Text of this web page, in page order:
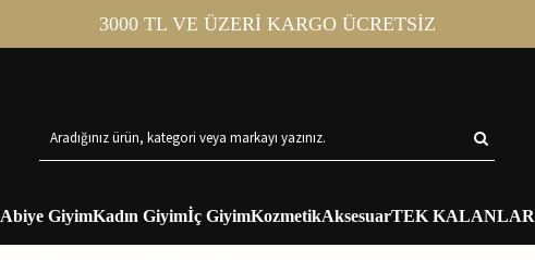
3000 TL VE ÜZERİ KARGO ÜCRETSİZ
Abiye GiyimKadın Giyimİç GiyimKozmetikAksesuarTEK KALANLAR